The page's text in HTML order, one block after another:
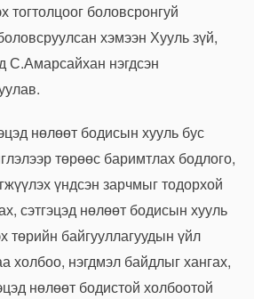
тогтолцоог боловсронгуй
хэмээн Хууль зүй,
С.Амарсайхан нэгдсэн
нөлөөт бодисын хууль бус
төрөөс баримтлах бодлого,
үндсэн зарчмыг тодорхой
сэтгэцэд нөлөөт бодисын хууль
төрийн байгууллагуудын үйл
холбоо, нэгдмэл байдлыг хангах,
нөлөөт бодистой холбоотой